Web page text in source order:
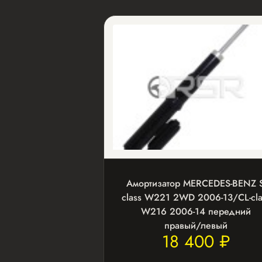
Амортизатор MERCEDES-BENZ
class W221 2WD 2006-13/CL-
W216 2006-14 передний
правый/левый
18 400 ₽